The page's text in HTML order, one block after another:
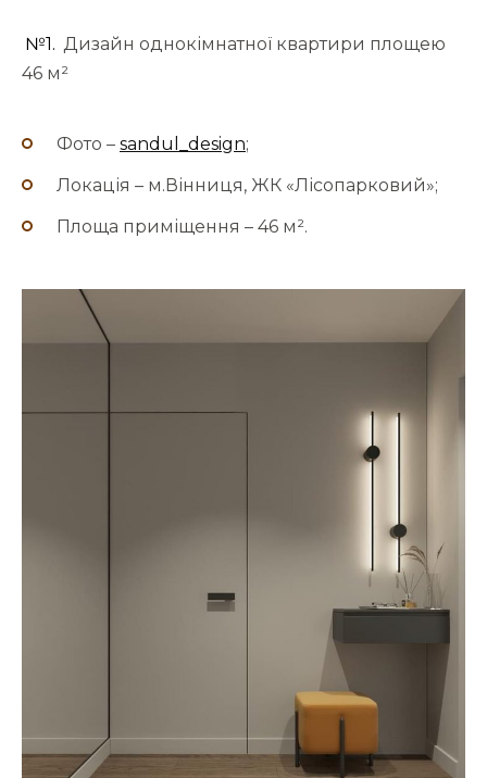
№1. Дизайн однокімнатної квартири площею
46 м²
Фото – sandul_design;
Локація – м.Вінниця, ЖК «Лісопарковий»;
Площа приміщення – 46 м².